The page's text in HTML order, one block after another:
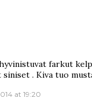
farkut
. Kiva tuo
at 19:20